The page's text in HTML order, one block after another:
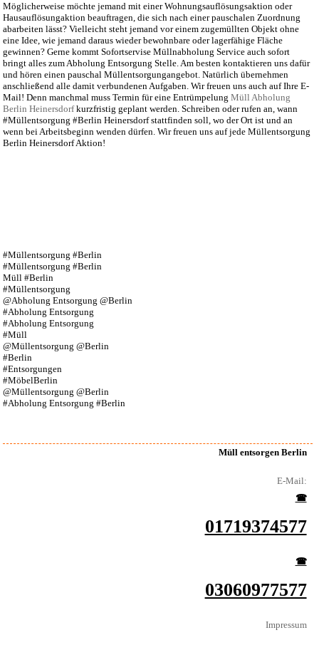
Möglicherweise möchte jemand mit einer Wohnungsauflösungsaktion oder
Hausauflösungaktion beauftragen, die sich nach einer pauschalen Zuordnung
abarbeiten lässt? Vielleicht steht jemand vor einem zugemüllten Objekt ohne
eine Idee, wie jemand daraus wieder bewohnbare oder lagerfähige Fläche
gewinnen? Gerne kommt Sofortservise Müllnabholung Service auch sofort
bringt alles zum Abholung Entsorgung Stelle. Am besten kontaktieren uns dafür
und hören einen pauschal Müllentsorgungangebot. Natürlich übernehmen
anschließend alle damit verbundenen Aufgaben. Wir freuen uns auch auf Ihre E-
Mail! Denn manchmal muss Termin für eine Entrümpelung Müll Abholung
Berlin Heinersdorfkurzfristig geplant werden. Schreiben oder rufen an, wann
#Müllentsorgung #Berlin Heinersdorf stattfinden soll, wo der Ort ist und an
wenn bei Arbeitsbeginn wenden dürfen. Wir freuen uns auf jede Müllentsorgung
Berlin Heinersdorf Aktion!
#Müllentsorgung #Berlin
#Müllentsorgung #Berlin
Müll #Berlin
#Müllentsorgung
@Abholung Entsorgung @Berlin
#Abholung Entsorgung
#Abholung Entsorgung
#Müll
@Müllentsorgung @Berlin
#Berlin
#Entsorgungen
#MöbelBerlin
@Müllentsorgung @Berlin
#Abholung Entsorgung #Berlin
Müll entsorgen Berlin
E-Mail:
☎︎
01719374577
☎︎
03060977577
Impressum